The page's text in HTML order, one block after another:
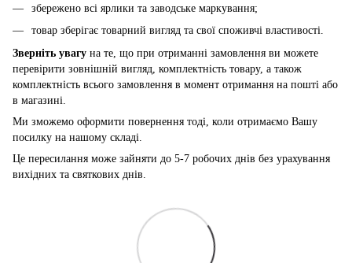
збережено всі ярлики та заводське маркування;
товар зберігає товарний вигляд та свої споживчі властивості.
Зверніть увагу на те, що при отриманні замовлення ви можете
перевірити зовнішній вигляд, комплектність товару, а також
комплектність всього замовлення в момент отримання на пошті або
в магазині.
Ми зможемо оформити повернення тоді, коли отримаємо Вашу
посилку на нашому складі.
Це пересилання може зайняти до 5-7 робочих днів без урахування
вихідних та святкових днів.